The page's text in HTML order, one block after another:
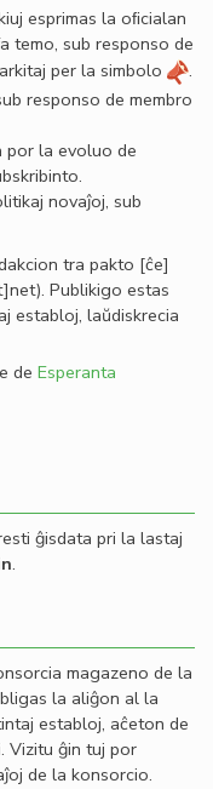
esprimas la oﬁcialan
temo, sub responso de
per la simbolo
.
responso de membro
por la evoluo de
novaĵoj, sub
tra pakto [ĉe]
. Publikigo estas
establoj, laŭdiskrecia
de Esperanta
ĝisdata pri la lastaj
.
magazeno de la
la aliĝon al la
establoj, aĉeton de
Vizitu ĝin tuj por
de la konsorcio.